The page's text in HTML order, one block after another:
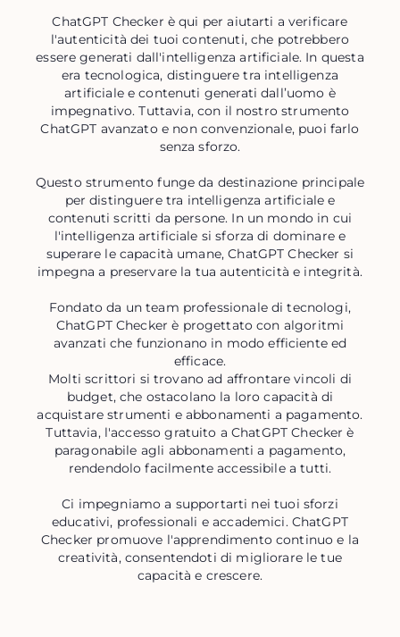
ChatGPT Checker è qui per aiutarti a verificare
l'autenticità dei tuoi contenuti, che potrebbero
essere generati dall'intelligenza artificiale. In questa
era tecnologica, distinguere tra intelligenza
artificiale e contenuti generati dall’uomo è
impegnativo. Tuttavia, con il nostro strumento
ChatGPT avanzato e non convenzionale, puoi farlo
senza sforzo.
Questo strumento funge da destinazione principale
per distinguere tra intelligenza artificiale e
contenuti scritti da persone. In un mondo in cui
l'intelligenza artificiale si sforza di dominare e
superare le capacità umane, ChatGPT Checker si
impegna a preservare la tua autenticità e integrità.
Fondato da un team professionale di tecnologi,
ChatGPT Checker è progettato con algoritmi
avanzati che funzionano in modo efficiente ed
efficace.
Molti scrittori si trovano ad affrontare vincoli di
budget, che ostacolano la loro capacità di
acquistare strumenti e abbonamenti a pagamento.
Tuttavia, l'accesso gratuito a ChatGPT Checker è
paragonabile agli abbonamenti a pagamento,
rendendolo facilmente accessibile a tutti.
Ci impegniamo a supportarti nei tuoi sforzi
educativi, professionali e accademici. ChatGPT
Checker promuove l'apprendimento continuo e la
creatività, consentendoti di migliorare le tue
capacità e crescere.